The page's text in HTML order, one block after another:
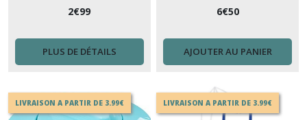
2€99
PLUS DE DÉTAILS
6€50
AJOUTER AU PANIER
LIVRAISON A PARTIR DE 3.99€ LIVRAISON A PARTIR DE 3.99€